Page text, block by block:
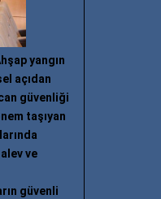
yangın
açıdan
güvenliği
taşıyan
ve
güvenli